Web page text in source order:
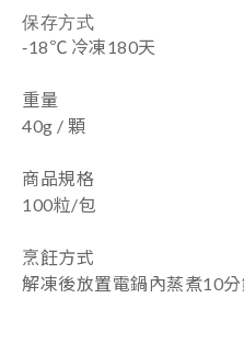
保存方式
-18℃ 冷凍180天
重量
40g / 顆
商品規格
100粒/包
烹飪方式
解凍後放置電鍋內蒸煮10